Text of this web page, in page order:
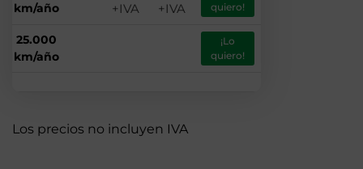
km/año
+IVA
+IVA
quiero!
25.000
km/año
¡Lo
quiero!
Los precios no incluyen IVA